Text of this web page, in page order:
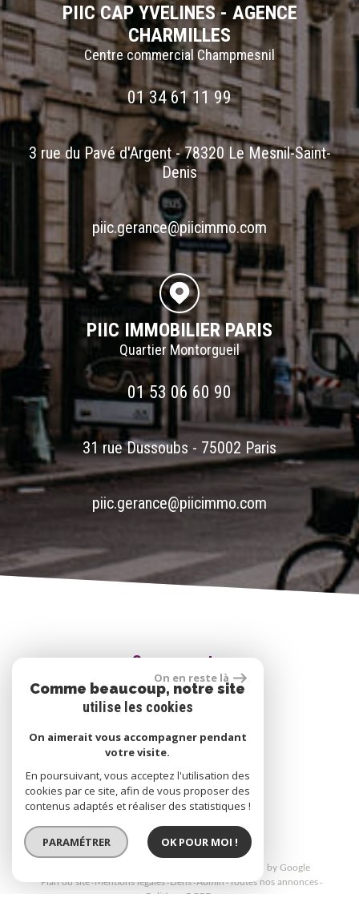
PIIC CAP YVELINES - AGENCE
CHARMILLES
Centre commercial Champmesnil
01 34 61 11 99
3 rue du Pavé d'Argent - 78320 Le Mesnil-Saint-
Denis
piic.gerance@piicimmo.com
PIIC IMMOBILIER PARIS
Quartier Montorgueil
01 53 06 60 90
31 rue Dussoubs - 75002 Paris
piic.gerance@piicimmo.com
Se connecter
Espace propriétaire
réalisé par
© 2026 | Tous droits réservés | Traduction powered by Google
Plan du site Mentions légales Liens Admin Toutes nos annonces
Politique RGPD
On en reste là
Comme beaucoup, notre site
utilise les cookies
On aimerait vous accompagner pendant
votre visite.
En poursuivant, vous acceptez l'utilisation des
cookies par ce site, afin de vous proposer des
contenus adaptés et réaliser des statistiques !
PARAMÉTRER OK POUR MOI !